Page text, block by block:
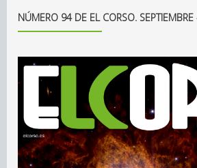
NÚMERO 94 DE EL CORSO.